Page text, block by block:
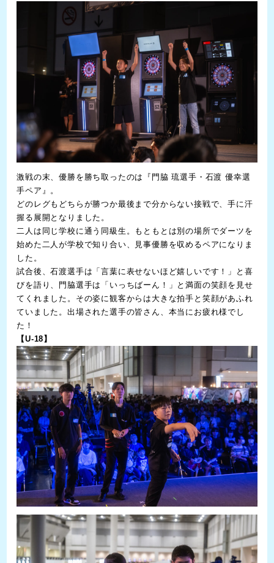
激戦の末、優勝を勝ち取ったのは『門脇 琉選手・石渡 優幸選
手ペア』。
どのレグもどちらが勝つか最後まで分からない接戦で、手に汗
握る展開となりました。
二人は同じ学校に通う同級生。もともとは別の場所でダーツを
始めた二人が学校で知り合い、見事優勝を収めるペアになりま
した。
試合後、石渡選手は「言葉に表せないほど嬉しいです！」と喜
びを語り、門脇選手は「いっちばーん！」と満面の笑顔を見せ
てくれました。その姿に観客からは大きな拍手と笑顔があふれ
ていました。出場された選手の皆さん、本当にお疲れ様でし
た！
【U-18】